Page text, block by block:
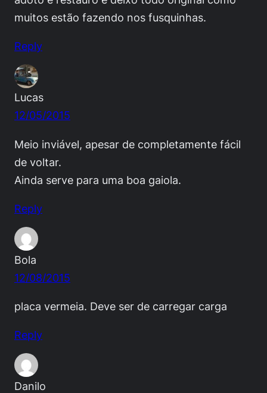
muitos estão fazendo nos fusquinhas.
Reply
Lucas
12/05/2015
Meio inviável, apesar de completamente fácil
de voltar.
Ainda serve para uma boa gaiola.
Reply
Bola
12/08/2015
placa vermeia. Deve ser de carregar carga
Reply
Danilo